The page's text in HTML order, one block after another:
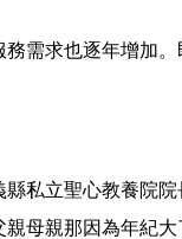
需求也逐年增加
縣私立聖心教養院
母親那因為年紀